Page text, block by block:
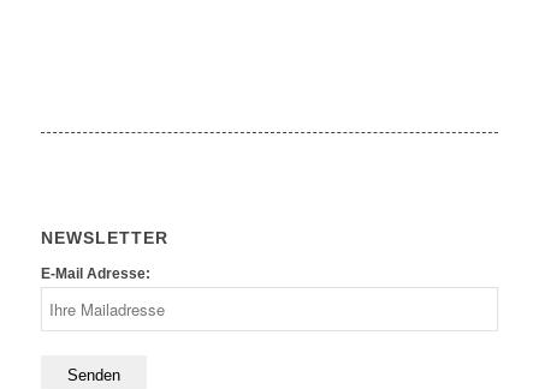
NEWSLETTER
E-Mail Adresse: